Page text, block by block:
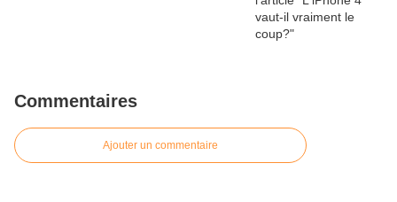
Commentaires
Ajouter un commentaire